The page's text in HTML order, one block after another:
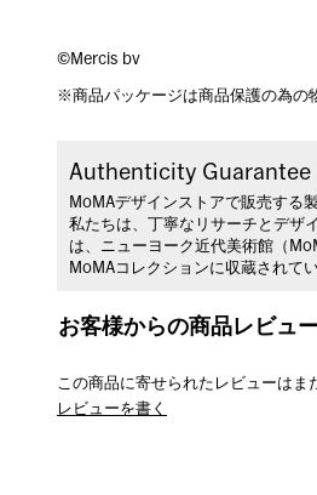
©Mercis bv
※商品パッケージは商品保護の為の
Authenticity Guarantee
MoMAデザインストアで販売する
私たちは、丁寧なリサーチとデザ
は、ニューヨーク近代美術館（
MoMAコレクションに収蔵されてい
お客様からの商品レビュ
この商品に寄せられたレビューはま
レビューを書く